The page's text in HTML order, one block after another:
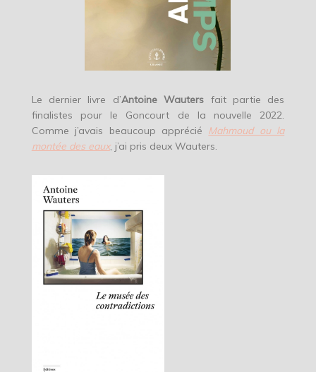
Le dernier livre d’Antoine Wauters fait partie des
finalistes pour le Goncourt de la nouvelle 2022.
Comme j’avais beaucoup apprécié Mahmoud ou la
montée des eaux, j’ai pris deux Wauters.